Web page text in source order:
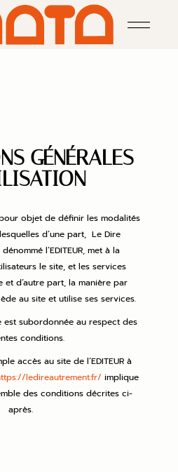
GÉNÉRALES
objet de définir les modalités
d’une part, Le Dire
l’EDITEUR, met à la
le site, et les services
et d’autre part, la manière par
au site et utilise ses services.
est subordonnée au respect des
conditions.
accès au site de l’EDITEUR à
ledireautrement.fr/ implique
des conditions décrites ci-
après.